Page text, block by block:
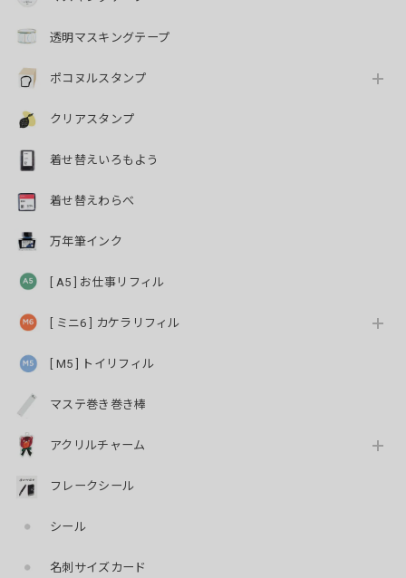
透明マスキングテープ
ポコヌルスタンプ
クリアスタンプ
着せ替えいろもよう
着せ替えわらべ
万年筆インク
[ A5 ] お仕事リフィル
[ ミニ6 ] カケラリフィル
[ M5 ] トイリフィル
マステ巻き巻き棒
アクリルチャーム
フレークシール
シール
名刺サイズカード